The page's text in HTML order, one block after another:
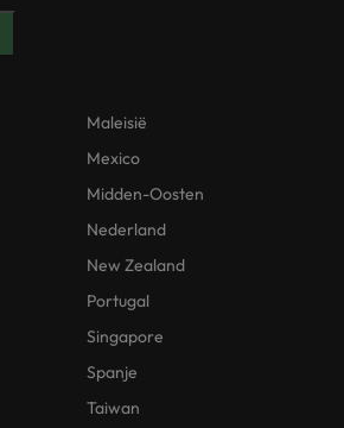
Maleisië
Mexico
Midden-Oosten
Nederland
New Zealand
Portugal
Singapore
Spanje
Taiwan